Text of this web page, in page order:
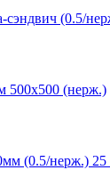
сэндвич (0.5/
500х500 (нерж.)
(0.5/нерж.)